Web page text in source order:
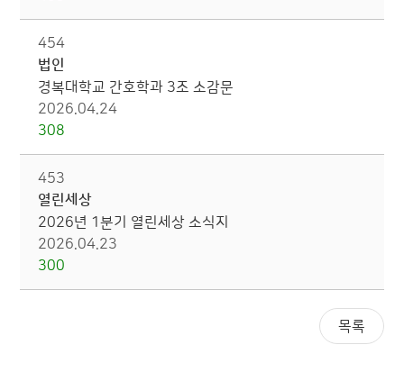
454
법인
경복대학교 간호학과 3조 소감문
2026.04.24
308
453
열린세상
2026년 1분기 열린세상 소식지
2026.04.23
300